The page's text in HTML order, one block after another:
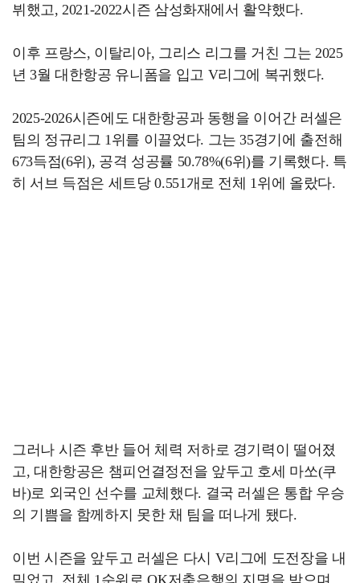
뷔했고, 2021-2022시즌 삼성화재에서 활약했다.
이후 프랑스, 이탈리아, 그리스 리그를 거친 그는 2025
년 3월 대한항공 유니폼을 입고 V리그에 복귀했다.
2025-2026시즌에도 대한항공과 동행을 이어간 러셀은
팀의 정규리그 1위를 이끌었다. 그는 35경기에 출전해
673득점(6위), 공격 성공률 50.78%(6위)를 기록했다. 특
히 서브 득점은 세트당 0.551개로 전체 1위에 올랐다.
그러나 시즌 후반 들어 체력 저하로 경기력이 떨어졌
고, 대한항공은 챔피언결정전을 앞두고 호세 마쏘(쿠
바)로 외국인 선수를 교체했다. 결국 러셀은 통합 우승
의 기쁨을 함께하지 못한 채 팀을 떠나게 됐다.
이번 시즌을 앞두고 러셀은 다시 V리그에 도전장을 내
밀었고, 전체 1순위로 OK저축은행의 지명을 받으며